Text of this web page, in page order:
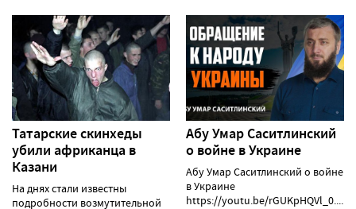
Татарские скинхеды
убили африканца в
Казани
На днях стали известны
подробности возмутительной
Абу Умар Саситлинский
о войне в Украине
Абу Умар Саситлинский о войне
в Украине
https://youtu.be/rGUKpHQVl_0......